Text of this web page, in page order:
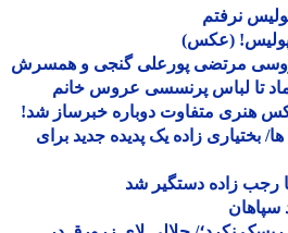
نرفتم
(عکس)
مرتضی پورعلی گنجی و همسرش
تا لباس پرنسسی عروس خانم
متفاوت دوباره خبرساز شد!
زاده یک پدیده جدید برای
زاده دستگیر شد